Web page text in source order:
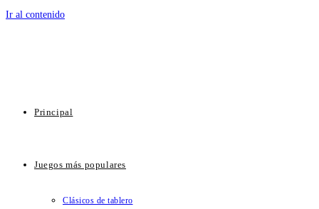
Ir al contenido
Principal
Juegos más populares
Clásicos de tablero